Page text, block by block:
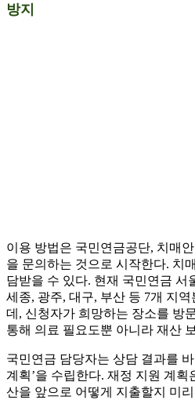
방지
이용 방법은 국민연금공단, 치매
을 문의하는 것으로 시작한다. 치
담받을 수 있다. 현재 국민연금 서
세종, 광주, 대구, 부산 등 7개 지
데, 신청자가 희망하는 장소를 방
통해 의료 필요도뿐 아니라 재산
국민연금 담당자는 상담 결과를
계획’을 수립한다. 재정 지원 계획
산을 앞으로 어떻게 지출할지 미